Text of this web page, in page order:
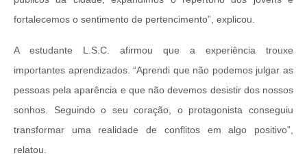
fortalecemos o sentimento de pertencimento”, explicou.
A estudante L.S.C. afirmou que a experiência trouxe
importantes aprendizados. “Aprendi que não podemos julgar as
pessoas pela aparência e que não devemos desistir dos nossos
sonhos. Seguindo o seu coração, o protagonista conseguiu
transformar uma realidade de conflitos em algo positivo”,
relatou.